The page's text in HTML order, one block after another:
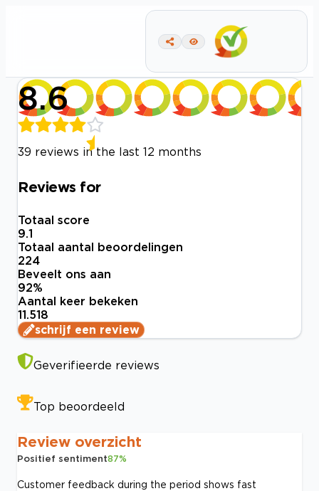
8.6
39 reviews in the last 12 months
Reviews for
Totaal score
9.1
Totaal aantal beoordelingen
224
Beveelt ons aan
92%
Aantal keer bekeken
11.518
schrijf een review
Geverifieerde reviews
Top beoordeeld
Review overzicht
Positief sentiment87%
Customer feedback during the period shows fast